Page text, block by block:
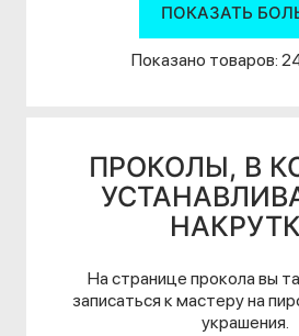
ПОКАЗАТЬ
Показано товаров:
ПРОКОЛЫ, В
На странице прокола вы
записаться к мастеру на
украшения.